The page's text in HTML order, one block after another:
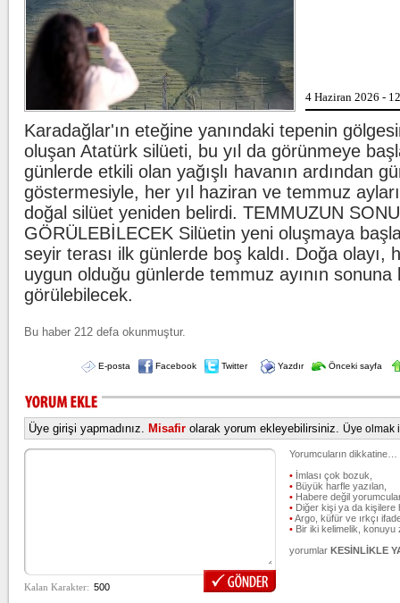
4 Haziran 2026 -
Karadağlar'ın eteğine yanındaki tepenin
oluşan Atatürk silüeti, bu yıl da görünmeye
günlerde etkili olan yağışlı havanın ardından
göstermesiyle, her yıl haziran ve temmuz
doğal silüet yeniden belirdi. TEMMUZUN
GÖRÜLEBİLECEK Silüetin yeni oluşmaya
seyir terası ilk günlerde boş kaldı. Doğa olayı,
uygun olduğu günlerde temmuz ayının sonuna
görülebilecek.
Bu haber 212 defa okunmuştur.
E-posta Facebook Twitter Yazdır Önceki sayfa
Üye girişi yapmadınız. Misafir olarak yorum ekleyebilirsiniz. Üye olmak
Yorumcuların dikkatine…
• İmlası çok bozuk,
• Büyük harfle yazılan,
• Habere değil
• Diğer kişi ya da kişilere
•Argo, küfür ve ırkçı
• Bir iki kelimelik, konuyu
yorumlar KESİNLİKLE
Lahmacun ve